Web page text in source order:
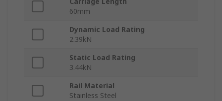
60mm
Dynamic Load Rating
2.39kN
Static Load Rating
3.44kN
Rail Material
Stainless Steel